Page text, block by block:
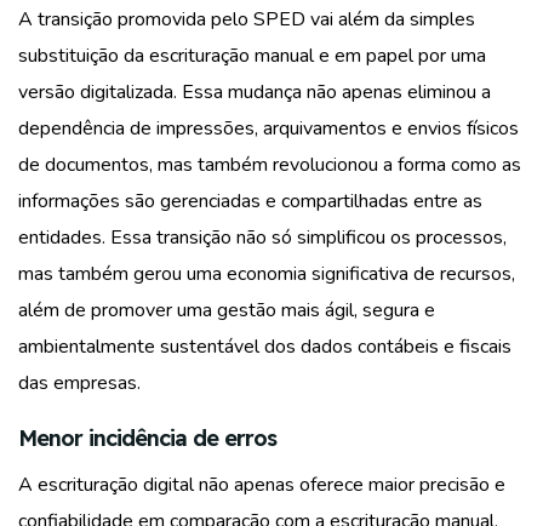
A transição promovida pelo SPED vai além da simples
substituição da escrituração manual e em papel por uma
versão digitalizada. Essa mudança não apenas eliminou a
dependência de impressões, arquivamentos e envios físicos
de documentos, mas também revolucionou a forma como as
informações são gerenciadas e compartilhadas entre as
entidades. Essa transição não só simplificou os processos,
mas também gerou uma economia significativa de recursos,
além de promover uma gestão mais ágil, segura e
ambientalmente sustentável dos dados contábeis e fiscais
das empresas.
Menor incidência de erros
A escrituração digital não apenas oferece maior precisão e